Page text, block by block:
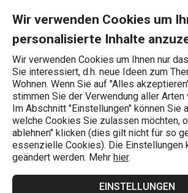
Wir verwenden Cookies um
personalisierte Inhalte
Wir verwenden Cookies um Ihnen nur
Sie interessiert, d.h. neue Ideen zum
Wohnen. Wenn Sie auf "Alles
stimmen Sie der Verwendung aller Arten
Im Abschnitt "Einstellungen" können Sie
welche Cookies Sie zulassen möchten,
ablehnen" klicken (dies gilt nicht für so
essenzielle Cookies). Die Einstellungen
geändert werden. Mehr hier.
EINSTELLUNGEN
Wonach suchen Sie?
Startseite
Kontakt